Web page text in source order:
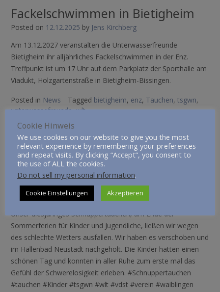
Fackelschwimmen in Bietigheim
Posted on 12.12.2025 by Jens Kirchberg
Am 13.12.2027 veranstalten die Unterwasserfreunde
Bietigheim ihr alljährliches Fackelschwimmen in der Enz.
Treffpunkt ist um 17 Uhr auf dem Parkplatz der Sporthalle am
Viadukt, Holzgartenstraße in Bietigheim-Bissingen.
Posted in News Tagged bietigheim, enz, Tauchen, tsgwn,
unterwassefreunde,wlt
Schnuppertauchen im Hallenbad
Neustadt: Ein Tag voller Freude
Posted on 20.10.2025by
Jens Kirchberg
Unser diesjähriges Schnuppertauchen, am Ende der
Sommerferien für Kinder und Jugendliche, ließen wir wegen
des schlechte Wetters ausfallen. Wir haben es verschoben und
im Hallenbad Neustadt nachgeholt. Die Kinder hatten einen
schönen Tag und konnten in aller Ruhe zum erste mal das
Gefühl der Schwerelosigkeit erleben. #Schnuppertauchen
#tauchen #Kinder #tsgwn #wlt #vdst #verein #waiblingen
Cookie Hinweis
We use cookies on our website to give you the most
relevant experience by remembering your preferences
and repeat visits. By clicking “Accept”, you consent to
the use of ALL the cookies.
Do not sell my personal information.
Cookie Einstellungen Akzeptieren